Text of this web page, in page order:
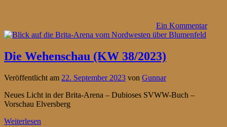
Ein Kommentar
Die Wehenschau (KW 38/2023)
Veröffentlicht am 22. September 2023 von Gunnar
Neues Licht in der Brita-Arena – Dubioses SVWW-Buch –
Vorschau Elversberg
Weiterlesen